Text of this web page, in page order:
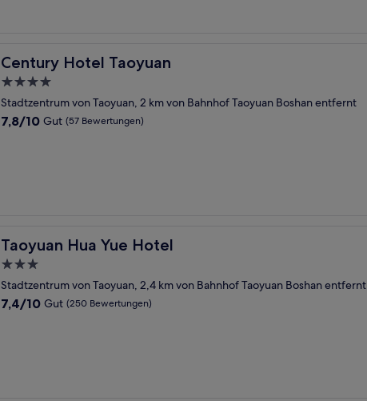
Century Hotel Taoyuan
Century Hotel Taoyuan
4.0-
Sterne-
Unterkunft
Stadtzentrum von Taoyuan, 2 km von Bahnhof Taoyuan Boshan entfernt
7.8
7,8/10 Gut (57 Bewertungen)
Taoyuan Hua Yue Hotel
Taoyuan Hua Yue Hotel
3.0-
Sterne-
Unterkunft
Stadtzentrum von Taoyuan, 2,4 km von Bahnhof Taoyuan Boshan entfernt
7.4
7,4/10 Gut (250 Bewertungen)